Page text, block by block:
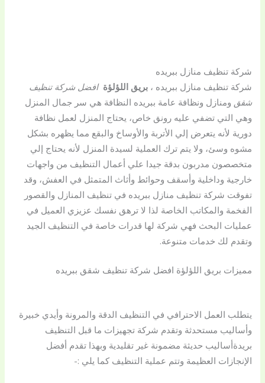
شركة تنظيف منازل ببريده
شركة تنظيف منازل ببريده ، بريق اللؤلؤة افضل شركة تنظيف
شقق ومنازل ونظافة عامة ببريده النظافة هي سر جمال المنزل
وهي التي تضفي عليه رونق خاص، يحتاج المنزل لعمل نظافة
دورية لأنه يتعرض إلي الأتربة والأوساخ والبقع مما يظهره بشكل
مشوه وسئ، ولا يتم ترك العملية لسيدة المنزل لأنه يحتاج إلي
متخصصون مدربون بدقة جيدا علي أعمال التنظيف من واجهات
خارجية وداخلية وأسقف وحوائط وأثاث المتمثل في العفش، وقد
تفوقت شركة تنظيف منازل ببريده في تنظيف المنازل والقصور
الفخمة والمكاتب الخاصة لذا لا ترهق نفسك عزيزي العميل في
عمليات البحث فهي شركة لها قدرات خاصة في التنظيف الجيد
وتقدم لك خدمات متنوعة.
مميزات بريق اللؤلؤة افضل شركة تنظيف شقق ببريده
يتطلب العمل الاحترافي في التنظيف الدقة والمرونة وأيدي خبيرة
وأساليب مستحدثة وتقدم شركة تجهيزات ما قبل التنظيف
بريدةأساليب حديثة مضمونة غير تقليدية وبهذا تقدم أفضل
الإنجازات العظيمة وتتم عملية التنظيف كما يلي :-